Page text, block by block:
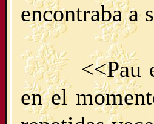
encontraba a
<<Pau
en el